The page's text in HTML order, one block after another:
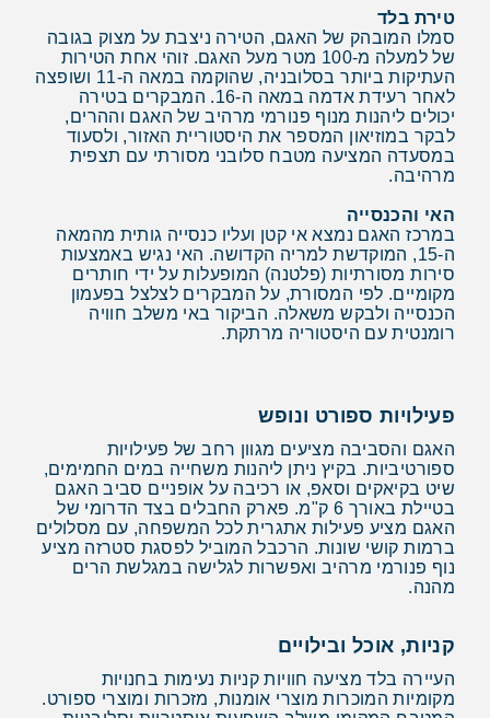
טירת בלד
סמלו המובהק של האגם, הטירה ניצבת על מצוק בגובה
של למעלה מ-100 מטר מעל האגם. זוהי אחת הטירות
העתיקות ביותר בסלובניה, שהוקמה במאה ה-11 ושופצה
לאחר רעידת אדמה במאה ה-16. המבקרים בטירה
יכולים ליהנות מנוף פנורמי מרהיב של האגם וההרים,
לבקר במוזיאון המספר את היסטוריית האזור, ולסעוד
במסעדה המציעה מטבח סלובני מסורתי עם תצפית
מרהיבה.
האי והכנסייה
במרכז האגם נמצא אי קטן ועליו כנסייה גותית מהמאה
ה-15, המוקדשת למריה הקדושה. האי נגיש באמצעות
סירות מסורתיות (פלטנה) המופעלות על ידי חותרים
מקומיים. לפי המסורת, על המבקרים לצלצל בפעמון
הכנסייה ולבקש משאלה. הביקור באי משלב חוויה
רומנטית עם היסטוריה מרתקת.
פעילויות ספורט ונופש
האגם והסביבה מציעים מגוון רחב של פעילויות
ספורטיביות. בקיץ ניתן ליהנות משחייה במים החמימים,
שיט בקיאקים וסאפ, או רכיבה על אופניים סביב האגם
בטיילת באורך 6 ק"מ. פארק החבלים בצד הדרומי של
האגם מציע פעילות אתגרית לכל המשפחה, עם מסלולים
ברמות קושי שונות. הרכבל המוביל לפסגת סטרזה מציע
נוף פנורמי מרהיב ואפשרות לגלישה במגלשת הרים
מהנה.
קניות, אוכל ובילויים
העיירה בלד מציעה חוויות קניות נעימות בחנויות
מקומיות המוכרות מוצרי אומנות, מזכרות ומוצרי ספורט.